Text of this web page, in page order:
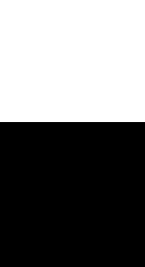
para iniciar o
Como sei qual
Nossos calçados
brasileira. Se
números,